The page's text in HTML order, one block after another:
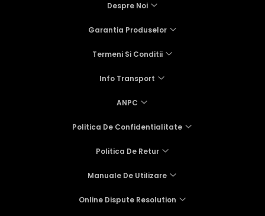
Despre Noi
Garantia Produselor
Termeni Si Conditii
Info Transport
ANPC
Politica De Confidentialitate
Politica De Retur
Manuale De Utilizare
Online Dispute Resolution